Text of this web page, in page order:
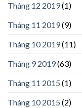
Tháng 12 2019(1)
Tháng 11 2019(9)
Tháng 10 2019(11)
Tháng 9 2019(63)
Tháng 11 2015 (1)
Tháng 10 2015 (2)